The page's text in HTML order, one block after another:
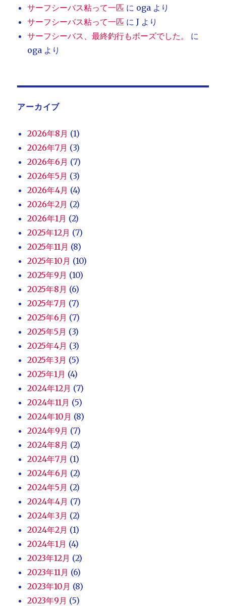
サーフシーバス粘って一匹 に oga より
サーフシーバス粘って一匹 にJ より
サーフシーバス、最終釣行もボーズでした。
に
oga より
アーカイブ
2026年8月 (1)
2026年7月 (3)
2026年6月 (7)
2026年5月 (3)
2026年4月 (4)
2026年2月 (2)
2026年1月 (2)
2025年12月 (7)
2025年11月 (8)
2025年10月 (10)
2025年9月 (10)
2025年8月 (6)
2025年7月 (7)
2025年6月 (7)
2025年5月 (3)
2025年4月 (3)
2025年3月 (5)
2025年1月 (4)
2024年12月 (7)
2024年11月 (5)
2024年10月 (8)
2024年9月 (7)
2024年8月 (2)
2024年7月 (1)
2024年6月 (2)
2024年5月 (2)
2024年4月 (7)
2024年3月 (2)
2024年2月 (1)
2024年1月 (4)
2023年12月 (2)
2023年11月 (6)
2023年10月 (8)
2023年9月 (5)